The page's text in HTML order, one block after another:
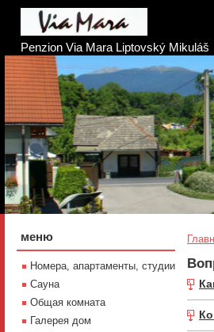
Penzion Via Mara Liptovský Mikuláš
меню
Номера, апартаменты, студии
Сауна
Oбщая комната
Галерея дом